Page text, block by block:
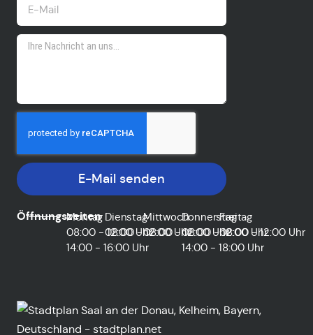
E-Mail senden
Öffnungszeiten
Montag
08:00 - 12:00 Uhr
14:00 - 16:00 Uhr
Dienstag
08:00 - 12:00 Uhr
Mittwoch
08:00 - 12:00 Uhr
Donnerstag
08:00 - 12:00 Uhr
14:00 - 18:00 Uhr
Freitag
08:00 - 12:00 Uhr